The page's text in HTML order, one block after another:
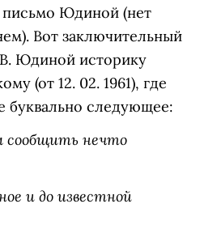
Юдиной (нет
Вот заключительный
Юдиной историку
(от 12. 02. 1961), где
буквально следующее:
сообщить нечто
и до известной